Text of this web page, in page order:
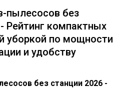
пылесосов без
Рейтинг компактных
уборкой по мощности
и удобству
без станции 2026 -